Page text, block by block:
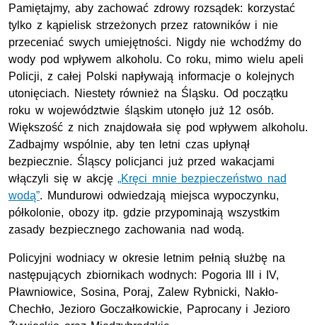
Pamiętajmy, aby zachować zdrowy rozsądek: korzystać
tylko z kąpielisk strzeżonych przez ratowników i nie
przeceniać swych umiejętności. Nigdy nie wchodźmy do
wody pod wpływem alkoholu. Co roku, mimo wielu apeli
Policji, z całej Polski napływają informacje o kolejnych
utonięciach. Niestety również na Śląsku. Od początku
roku w województwie śląskim utonęło już 12 osób.
Większość z nich znajdowała się pod wpływem alkoholu.
Zadbajmy wspólnie, aby ten letni czas upłynął
bezpiecznie. Śląscy policjanci już przed wakacjami
włączyli się w akcję„Kręci mnie bezpieczeństwo nad
wodą”. Mundurowi odwiedzają miejsca wypoczynku,
półkolonie, obozy itp. gdzie przypominają wszystkim
zasady bezpiecznego zachowania nad wodą.
Policyjni wodniacy w okresie letnim pełnią służbę na
następujących zbiornikach wodnych: Pogoria III i IV,
Pławniowice, Sosina, Poraj, Zalew Rybnicki, Nakło-
Chechło, Jezioro Goczałkowickie, Paprocany i Jezioro